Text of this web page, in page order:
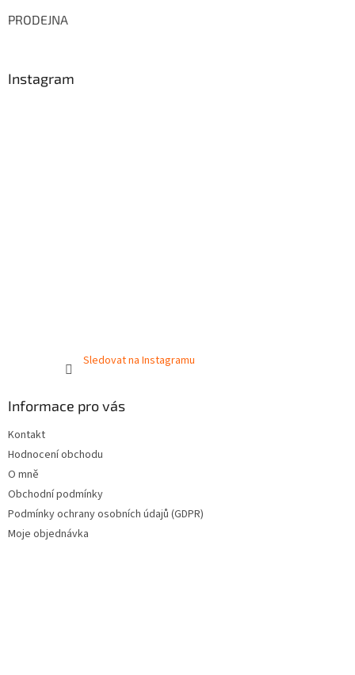
PRODEJNA
Instagram
Sledovat na Instagramu
Informace pro vás
Kontakt
Hodnocení obchodu
O mně
Obchodní podmínky
Podmínky ochrany osobních údajů (GDPR)
Moje objednávka